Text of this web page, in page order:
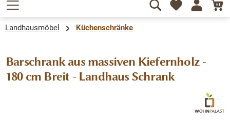
Landhausmöbel Küchenschränke
Barschrank aus massiven Kiefernholz -
180 cm Breit - Landhaus Schrank